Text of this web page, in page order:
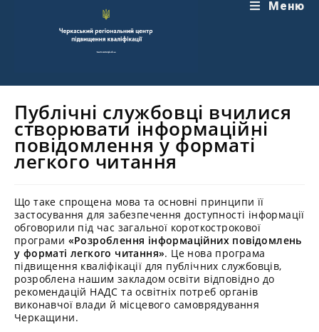
Меню
Публічні службовці вчилися
створювати інформаційні
повідомлення у форматі
легкого читання
Що таке спрощена мова та основні принципи її
застосування для забезпечення доступності інформації
обговорили під час загальної короткострокової
програми «Розроблення інформаційних повідомлень
у форматі легкого читання». Це нова програма
підвищення кваліфікації для публічних службовців,
розроблена нашим закладом освіти відповідно до
рекомендацій НАДС та освітніх потреб органів
виконавчої влади й місцевого самоврядування
Черкащини.